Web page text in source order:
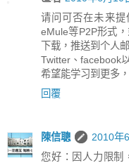
请问可否在未来提
eMule等P2P形式
下载，推送到个人
Twitter、facebook
希望能学习到更多
回覆
陳信聰
2010年
您好：因人力限制